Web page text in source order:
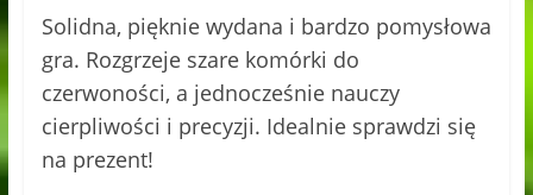
Solidna, pięknie wydana i bardzo pomysłowa
gra. Rozgrzeje szare komórki do
czerwoności, a jednocześnie nauczy
cierpliwości i precyzji. Idealnie sprawdzi się
na prezent!